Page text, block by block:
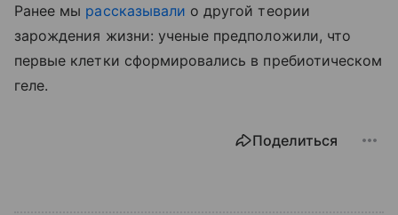
Ранее мы рассказывали о другой теории
зарождения жизни: ученые предположили, что
первые клетки сформировались в пребиотическом
геле.
Поделиться